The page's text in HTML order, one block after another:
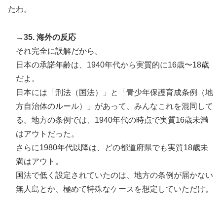
たわ。
→35. 海外の反応
それ完全に誤解だから。
日本の承諾年齢は、1940年代から実質的に16歳〜18歳
だよ。
日本には「刑法（国法）」と「青少年保護育成条例（地
方自治体のルール）」があって、みんなこれを混同して
る。地方の条例では、1940年代の時点で実質16歳未満
はアウトだった。
さらに1980年代以降は、どの都道府県でも実質18歳未
満はアウト。
国法で低く設定されていたのは、地方の条例が届かない
無人島とか、極めて特殊なケースを想定していただけ。